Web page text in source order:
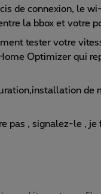
de connexion, le
la bbox et votre
tester votre
Optimizer qui
de
pas , signalez-le ,